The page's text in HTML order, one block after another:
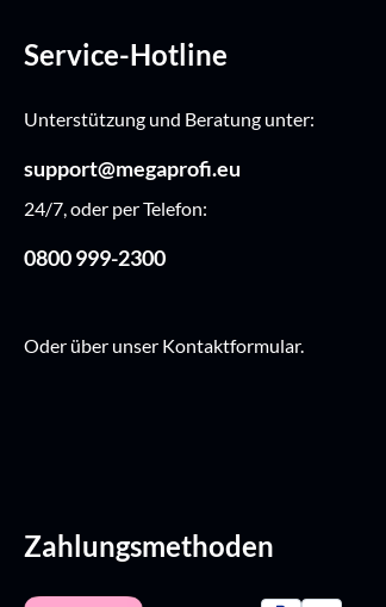
Service-Hotline
Unterstützung und Beratung unter:
support@megaprofi.eu
24/7, oder per Telefon:
0800 999-2300
Oder über unser Kontaktformular.
Zahlungsmethoden